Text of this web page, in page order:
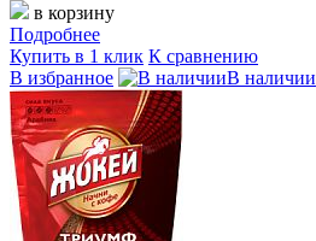
в корзину
Подробнее
Купить в 1 клик К сравнению
В избранное
В наличии